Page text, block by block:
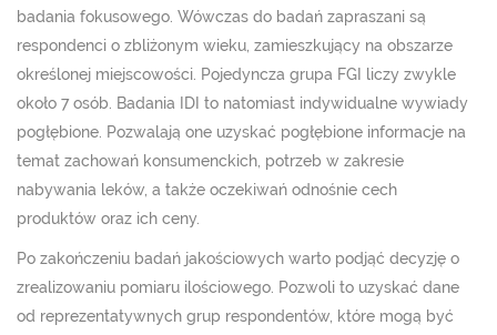
badania fokusowego. Wówczas do badań zapraszani są
respondenci o zbliżonym wieku, zamieszkujący na obszarze
określonej miejscowości. Pojedyncza grupa FGI liczy zwykle
około 7 osób. Badania IDI to natomiast indywidualne wywiady
pogłębione. Pozwalają one uzyskać pogłębione informacje na
temat zachowań konsumenckich, potrzeb w zakresie
nabywania leków, a także oczekiwań odnośnie cech
produktów oraz ich ceny.
Po zakończeniu badań jakościowych warto podjąć decyzję o
zrealizowaniu pomiaru ilościowego. Pozwoli to uzyskać dane
od reprezentatywnych grup respondentów, które mogą być